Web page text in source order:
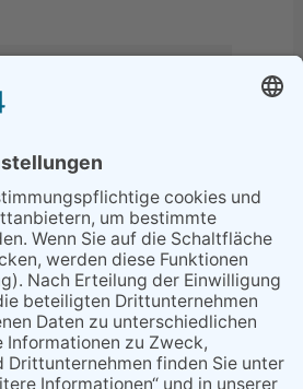
Sperrung B455: Kleiner
Grenzverkehr statt weite Wege
Wenn Bahn-Computer nicht
miteinander kommunizieren
"Plakatverbot für überregionale
Demos"
Gelbe Tonne – Ein kleiner Blick
über den Tellerand